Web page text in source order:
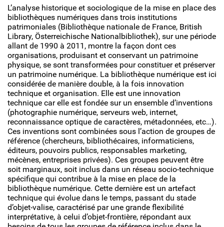
British
Library,
Österreichische
nationalbibliothek)
L’analyse historique et sociologique de la mise en place des
bibliothèques numériques dans trois institutions
patrimoniales (Bibliothèque nationale de France, British
Library, Österreichische Nationalbibliothek), sur une période
allant de 1990 à 2011, montre la façon dont ces
organisations, produisant et conservant un patrimoine
physique, se sont transformées pour constituer et préserver
un patrimoine numérique. La bibliothèque numérique est ici
considérée de manière double, à la fois innovation
technique et organisation. Elle est une innovation
technique car elle est fondée sur un ensemble d’inventions
(photographie numérique, serveurs web, internet,
reconnaissance optique de caractères, métadonnées, etc…).
Ces inventions sont combinées sous l’action de groupes de
référence (chercheurs, bibliothécaires, informaticiens,
éditeurs, pouvoirs publics, responsables marketing,
mécènes, entreprises privées). Ces groupes peuvent être
soit marginaux, soit inclus dans un réseau socio-technique
spécifique qui contribue à la mise en place de la
bibliothèque numérique. Cette dernière est un artefact
technique qui évolue dans le temps, passant du stade
d’objet-valise, caractérisé par une grande flexibilité
interprétative, à celui d’objet-frontière, répondant aux